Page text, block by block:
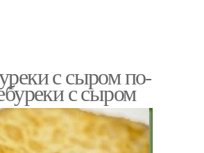
с сыром по-
с сыром